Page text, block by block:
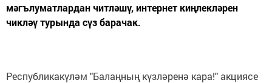
мәгълуматлардан читләшү, интернет киңлекләрен
чикләү турында сүз барачак.
Республикакүләм "Балаңның күзләренә кара!" акциясе